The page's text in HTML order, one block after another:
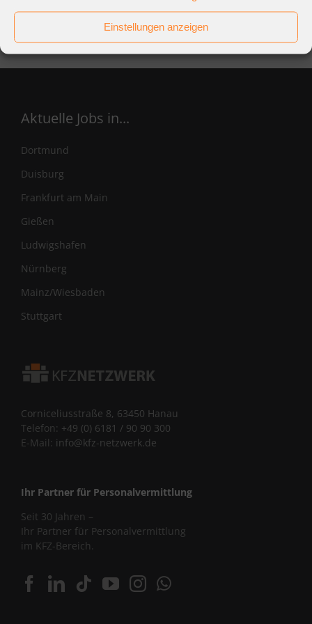
Einstellungen anzeigen
Aktuelle Jobs in...
Dortmund
Duisburg
Frankfurt am Main
Gießen
Ludwigshafen
Nürnberg
Mainz/Wiesbaden
Stuttgart
Corniceliusstraße 8, 63450 Hanau
Telefon: +49 (0) 6181 / 90 90 300
E-Mail: info@kfz-netzwerk.de
Ihr Partner für Personalvermittlung
Seit 30 Jahren –
Ihr Partner für Personalvermittlung
im KFZ-Bereich.